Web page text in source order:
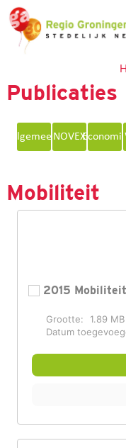
de
inhoud
Publicaties
AlgemeenNOVEX
Mobiliteit
2015
Grootte:
1.89 MB
Datum